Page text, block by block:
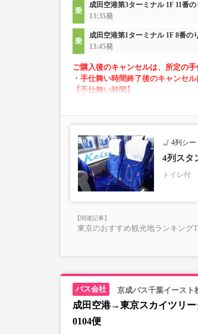
成田空港第3ターミナル 1F 11番の
13:35発
成田空港第1ターミナル 1F 8番の
13:45発
ご購入後のキャンセルは、所定の手
・手仕舞い時間終了後のキャンセ
【手仕舞い時間】
・AM2～5時の間は「予約・変更
・「空席状況」はリアルタイム
・小人運賃は大人運賃の半額
・フリーWi-Fi対応（京成バス運
・長時間の移動でも安心の車内ト
・乗務員1名にて運行
4列シー
4列スタ
トイレ付
東京のおすすめ観光地ランキング
京成バス千葉イースト
成田空港→東京スカイツリー
0104便